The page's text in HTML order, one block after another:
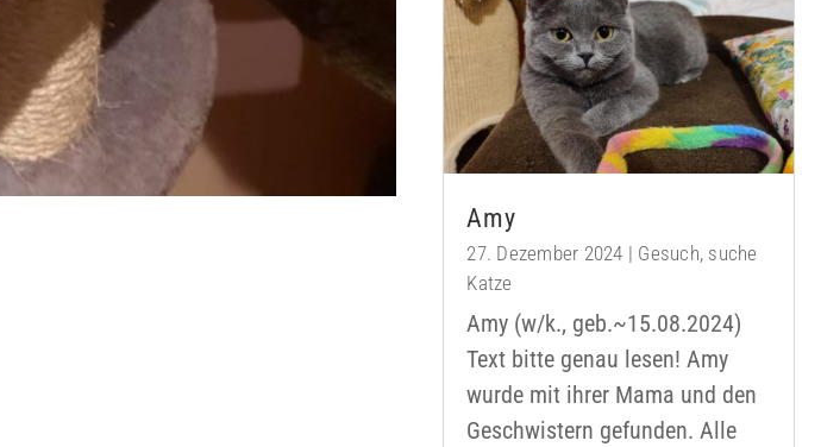
Amy
27. Dezember 2024 | Gesuch, suche
Katze
Amy (w/k., geb.~15.08.2024)
Text bitte genau lesen! Amy
wurde mit ihrer Mama und den
Geschwistern gefunden. Alle